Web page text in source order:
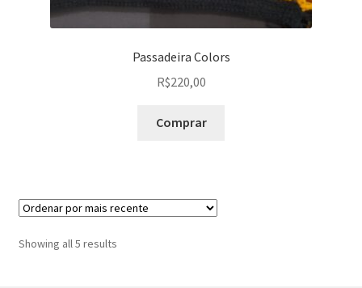
Passadeira Colors
R$220,00
Comprar
Showing all 5 resultsSorted